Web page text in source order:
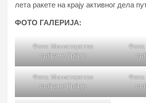
лета ракете на крају активног дела
ФОТО ГАЛЕРИЈА:
Фото: Министарство
одбране Србије
Фото: Министарство
одбране Србије